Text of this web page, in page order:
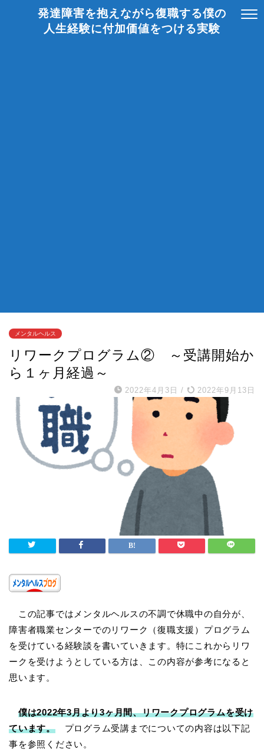
発達障害を抱えながら復職する僕の
人生経験に付加価値をつける実験
メンタルヘルス
リワークプログラム② ～受講開始か
ら１ヶ月経過～
2022年4月3日 / 2022年9月13日
この記事ではメンタルヘルスの不調で休職中の自分が、
障害者職業センターでのリワーク（復職支援）プログラム
を受けている経験談を書いていきます。特にこれからリワ
ークを受けようとしている方は、この内容が参考になると
思います。
僕は2022年3月より3ヶ月間、リワークプログラムを受け
ています。プログラム受講までについての内容は以下記
事を参照ください。